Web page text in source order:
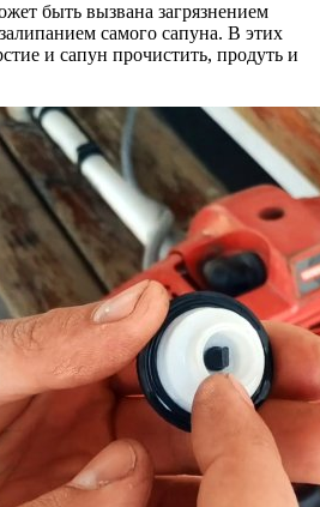
быть вызвана загрязнением
самого сапуна. В этих
и сапун прочистить, продуть и